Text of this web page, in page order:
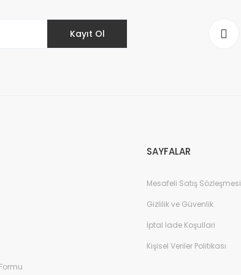
Kayıt Ol
SAYFALAR
Mesafeli Satış Sözleşmesi
Gizlilik ve Güvenlik
İptal İade Koşullari
Kişisel Veriler Politikası